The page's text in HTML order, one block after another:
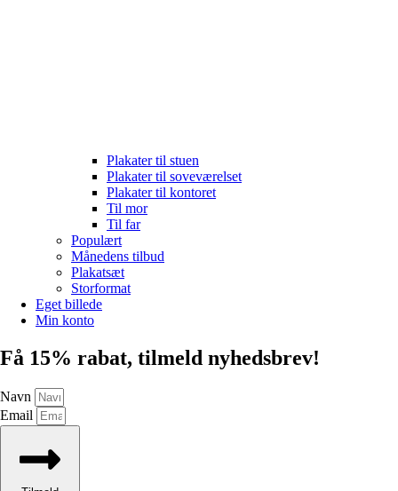
Plakater til stuen
Plakater til soveværelset
Plakater til kontoret
Til mor
Til far
Populært
Månedens tilbud
Plakatsæt
Storformat
Eget billede
Min konto
Få 15% rabat, tilmeld nyhedsbrev!
Navn
Email